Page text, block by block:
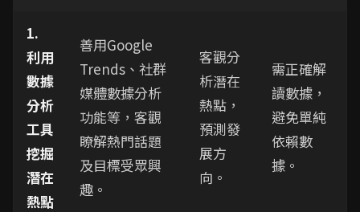
1.
利用
數據
分析
工具
挖掘
潛在
熱點
善用Google
Trends、社群
媒體數據分析
功能等，客觀
瞭解熱門話題
及目標受眾興
趣。
客觀分
析潛在
熱點，
預測發
展方
向。
需正確解
讀數據，
避免單純
依賴數
據。